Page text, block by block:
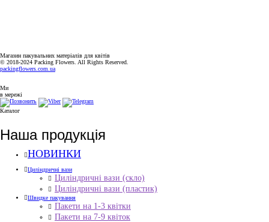
Магазин пакувальних матеріалів для квітів
© 2018-2024 Packing Flowers. All Rights Reserved.
packingflowers.com.ua
Ми
в мережі
Каталог
Наша продукція
НОВИНКИ
Циліндричні вази
Циліндричні вази (скло)
Циліндричні вази (пластик)
Швидке пакування
Пакети на 1-3 квітки
Пакети на 7-9 квіток